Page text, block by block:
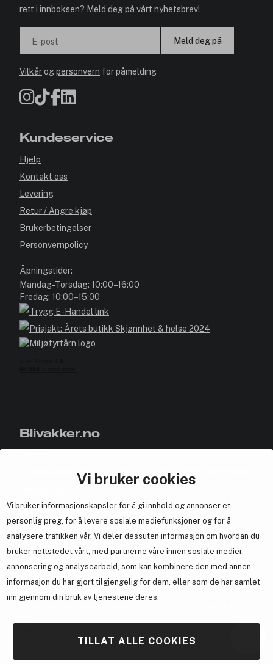
Vi bruker cookies
Vi bruker informasjonskapsler for å gi innhold og annonser et
personlig preg, for å levere sosiale mediefunksjoner og for å
analysere trafikken vår. Vi deler dessuten informasjon om hvordan du
bruker nettstedet vårt, med partnerne våre innen sosiale medier,
annonsering og analysearbeid, som kan kombinere den med annen
informasjon du har gjort tilgjengelig for dem, eller som de har samlet
inn gjennom din bruk av tjenestene deres.
TILLAT ALLE COOKIES
rett i innboksen? Meld deg på vårt nyhetsbrev!
E-post Meld deg på
Vilkårogpersonvern for påmelding
Kundeservice
Hjelp
Kontakt oss
Levering
Retur / Angre kjøp
Brukerbetingelser
Personvernpolicy
Åpningstider:
Mandag–Torsdag: 10:00–16:00
Fredag: 10:00–15:00
Blivakker.no
Bli medlem helt gratis - få poeng og eksklusive rabattkoder.
Samarbeid med oss
En del avBrandsdal Group AS
her.